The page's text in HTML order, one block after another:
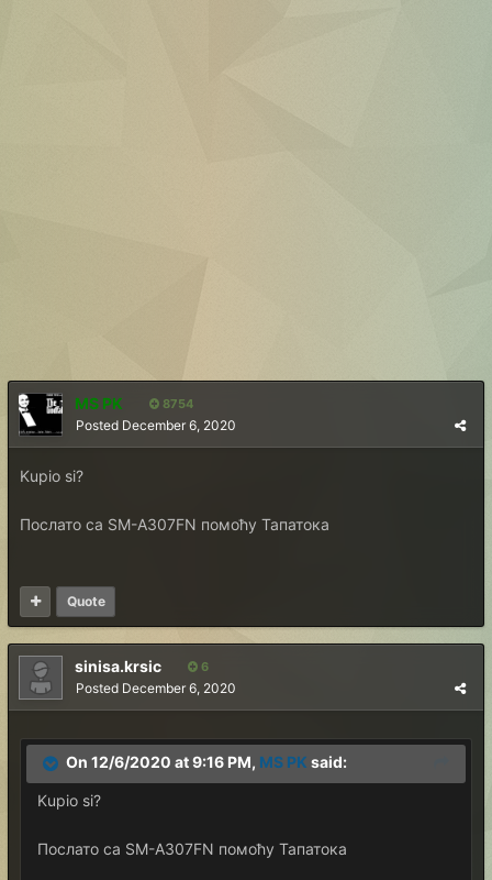
MS PK 8754
Posted December 6, 2020
Kupio si?
Послато са SM-A307FN помоћу Тапатока
Quote
sinisa.krsic 6
Posted December 6, 2020
On 12/6/2020 at 9:16 PM, MS PK said:
Kupio si?
Послато са SM-A307FN помоћу Тапатока